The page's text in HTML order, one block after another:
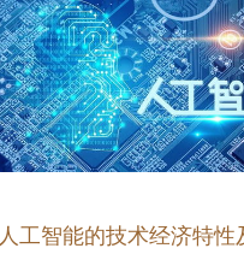
人工智能的技术经济特性